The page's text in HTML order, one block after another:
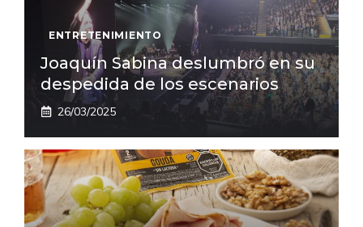
ENTRETENIMIENTO
Joaquín Sabina deslumbró en su
despedida de los escenarios
26/03/2025